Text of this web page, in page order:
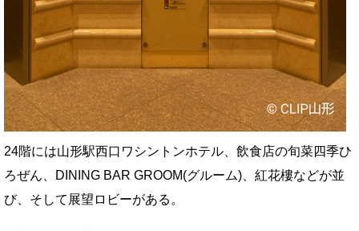
24階には山形駅西口ワシントンホテル、飲食店の旬菜四季ひ
ろぜん、DINING BAR GROOM(グルーム)、紅花樓などが並
び、そして展望ロビーがある。